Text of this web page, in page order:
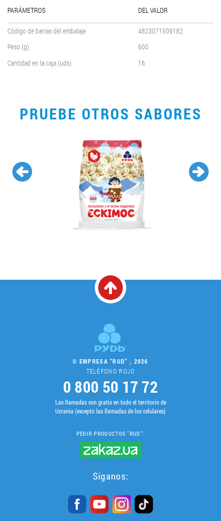
PARÁMETROS DEL VALOR
Código de barras del embalaje
4823071509182
Peso (g)
600
Cantidad en la caja (uds)
16
PRUEBE OTROS SABORES
© EMPRESA “RUD” , 2026
TELÉFONO ROJO
0 800 50 17 72
Las llamadas son gratis en todo el territorio de
Ucrania (excepto las llamadas de los celulares)
PEDIR PRODUCTOS "RUD":
Síganos: